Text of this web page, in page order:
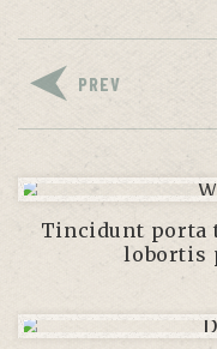
PREV
Tincidunt porta
lobortis